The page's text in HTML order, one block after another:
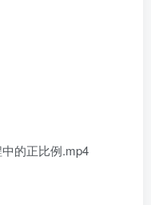
的正比例.mp4